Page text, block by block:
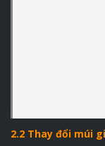
2.2 Thay đổi múi